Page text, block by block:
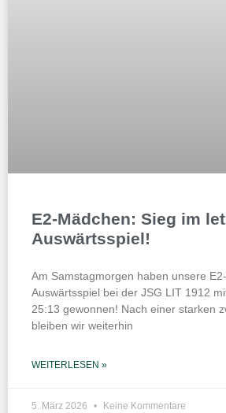
E2-Mädchen: Sieg im
Auswärtsspiel!
Am Samstagmorgen haben unsere
Auswärtsspiel bei der JSG LIT 1912
25:13 gewonnen! Nach einer starken
bleiben wir weiterhin
WEITERLESEN »
5. März 2026 Keine Kommentare